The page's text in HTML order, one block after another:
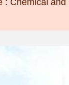
: Chemical